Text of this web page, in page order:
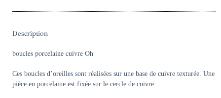
Description
boucles porcelaine cuivre Oh
Ces boucles d’oreilles sont réalisées sur une base de cuivre texturée. Une
pièce en porcelaine est fixée sur le cercle de cuivre.